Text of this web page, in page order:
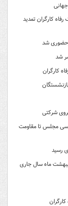
و پرداخت تسهیلات در طرح افق ۲ بانک رفاه کارگران تمدید
شد
شد
کارگران
شرکتی
مجلس تا مقاومت
رسید
در اردیبهشت ماه سال جاری